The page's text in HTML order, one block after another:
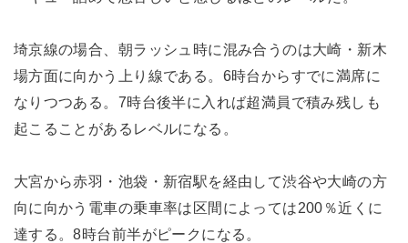
埼京線の場合、朝ラッシュ時に混み合うのは大崎・新木
場方面に向かう上り線である。6時台からすでに満席に
なりつつある。7時台後半に入れば超満員で積み残しも
起こることがあるレベルになる。
大宮から赤羽・池袋・新宿駅を経由して渋谷や大崎の方
向に向かう電車の乗車率は区間によっては200％近くに
達する。8時台前半がピークになる。